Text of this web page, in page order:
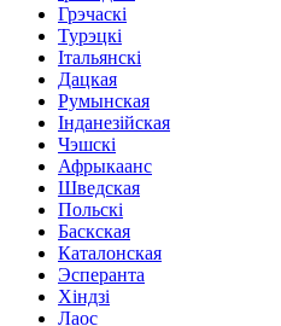
Грэчаскі
Турэцкі
Італьянскі
Дацкая
Румынская
Інданезійская
Чэшскі
Афрыкаанс
Шведская
Польскі
Баскская
Каталонская
Эсперанта
Хіндзі
Лаос